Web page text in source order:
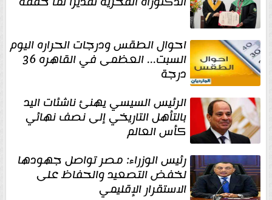
احوال الطقس ودرجات الحراره اليوم
السبت... العظمى في القاهره 36
درجة
الرئيس السيسي يهنئ ناشئات اليد
بالتأهل التاريخي إلى نصف نهائي
كأس العالم
رئيس الوزراء: مصر تواصل جهودها
لخفض التصعيد والحفاظ على
الاستقرار الإقليمي